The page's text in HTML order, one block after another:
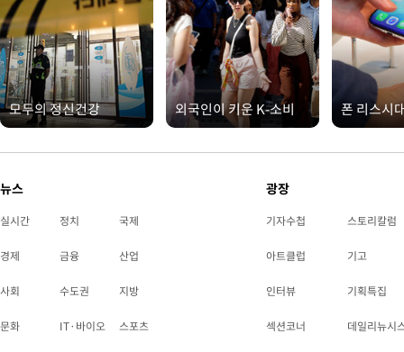
모두의 정신건강 외국인이 키운 K-소비 폰 리스시
뉴스
실시간 정치 국제
경제 금융 산업
사회 수도권 지방
문화 IT·바이오 스포츠
광장
기자수첩 스토리칼럼
아트클럽 기고
인터뷰 기획특집
섹션코너 데일리뉴시